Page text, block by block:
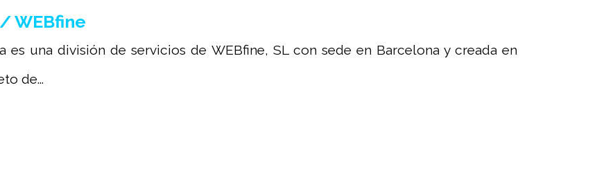
WEBfine
es una división de servicios de WEBfine, SL con sede en Barcelona y creada en
de...